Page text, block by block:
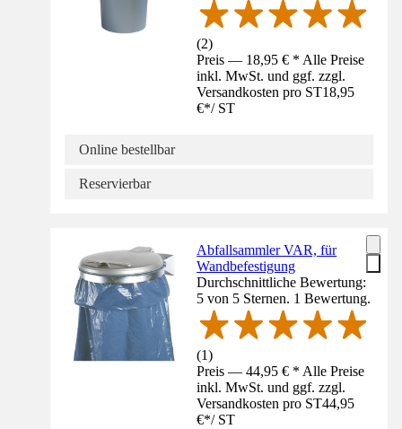
(2)
Preis — 18,95 € * Alle Preise
inkl. MwSt. und ggf. zzgl.
Versandkosten pro ST18,95
€*/ ST
Online bestellbar
Reservierbar
Abfallsammler VAR, für
Wandbefestigung
Durchschnittliche Bewertung:
5 von 5 Sternen. 1 Bewertung.
(1)
Preis — 44,95 € * Alle Preise
inkl. MwSt. und ggf. zzgl.
Versandkosten pro ST44,95
€*/ ST